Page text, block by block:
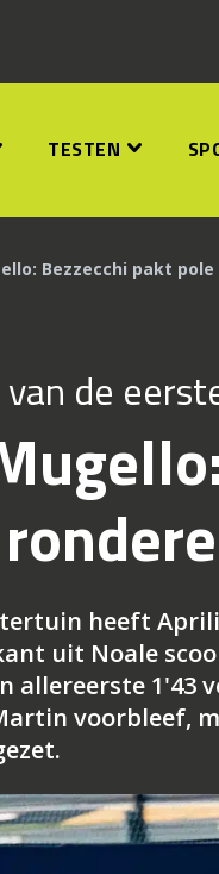
TESTEN
Bezzecchi pakt
de
heeft
uit Noale
allereerste 1'43
voorbleef,